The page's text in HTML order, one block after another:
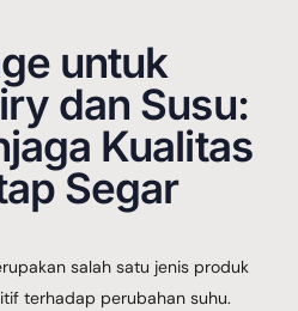
untuk
dan Susu:
Kualitas
Segar
salah satu jenis produk
terhadap perubahan suhu.